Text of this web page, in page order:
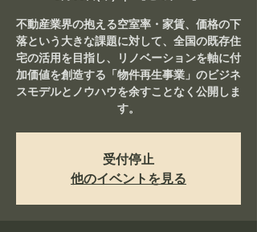
不動産業界の抱える空室率・家賃、価格の下
落という大きな課題に対して、全国の既存住
宅の活用を目指し、リノベーションを軸に付
加価値を創造する「物件再生事業」のビジネ
スモデルとノウハウを余すことなく公開しま
す。
受付停止
他のイベントを見る